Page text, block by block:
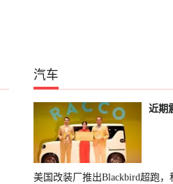
汽车
近期
美国改装厂推出Blackbird超跑，